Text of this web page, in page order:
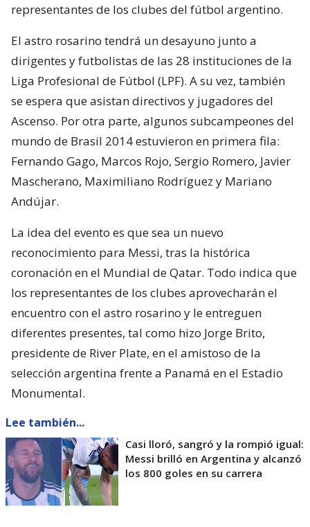
representantes de los clubes del fútbol argentino.
El astro rosarino tendrá un desayuno junto a
dirigentes y futbolistas de las 28 instituciones de la
Liga Profesional de Fútbol (LPF). A su vez, también
se espera que asistan directivos y jugadores del
Ascenso. Por otra parte, algunos subcampeones del
mundo de Brasil 2014 estuvieron en primera fila:
Fernando Gago, Marcos Rojo, Sergio Romero, Javier
Mascherano, Maximiliano Rodríguez y Mariano
Andújar.
La idea del evento es que sea un nuevo
reconocimiento para Messi, tras la histórica
coronación en el Mundial de Qatar. Todo indica que
los representantes de los clubes aprovecharán el
encuentro con el astro rosarino y le entreguen
diferentes presentes, tal como hizo Jorge Brito,
presidente de River Plate, en el amistoso de la
selección argentina frente a Panamá en el Estadio
Monumental.
Lee también...
Casi lloró, sangró y la rompió igual:
Messi brilló en Argentina y alcanzó
los 800 goles en su carrera